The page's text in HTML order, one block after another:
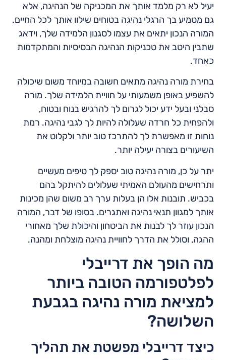
יעיל לא רק מלמד אותך את המכניקה של הנהיגה, אלא
גם מטמיע בך הרגלי נהיגה בטוחים שילוו אותך לכל החיים.
המורה הנכון יתאים את עצמו לסגנון הלמידה שלך, וידאג
שתבין היטב את טכניקות הנהיגה הבסיסיות והמתקדמות
כאחד.
בחירת מורה נהיגה מתאים חשובה במיוחד משום שיכולה
להשפיע באופן משמעותי על חוויית הלמידה שלך. מורה
סבלני ובעל ידע יכול לגרום לך להרגיש בנוח ובטוח,
ולהפחית כל חרדה שעלולה להיות לך לגבי נהיגה. רמת
נוחות זו מאפשרת לך להתרכז טוב יותר ולקלוט את
השיעורים בצורה יעילה יותר.
יתר על כן, מורה נהיגה טוב יספק לך טיפים מעשיים
ותרחישים מהעולם האמיתי שעלולים להיתקל בהם
בכביש. תובנות אלו הן בעלות ערך רב משום שהן מכינות
אותך למגוון תנאי נהיגה ואתגרים. בסופו של דבר, המורה
הנכון עוזר לך לבנות את הביטחון והיכולת שלך מאחורי
ההגה, וסולל את הדרך לחוויית נהיגה מוצלחת ומהנה.
מה הופך את דרייבלי
לפלטפורמה הטובה ביותר
למציאת מורה נהיגה בגבעת
השלושה?
כיצד דרייבלי מפשטת את תהליך